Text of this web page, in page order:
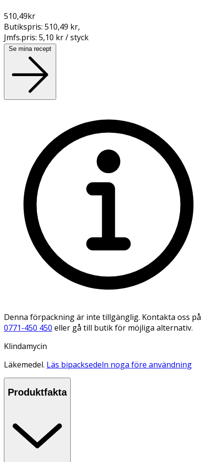
510,49kr
Butikspris: 510,49 kr,
Jmfs.pris: 5,10 kr / styck
Se mina recept
Denna förpackning är inte tillgänglig. Kontakta oss på
0771-450 450 eller gå till butik för möjliga alternativ.
Klindamycin
Läkemedel. Läs bipacksedeln noga före användning
Produktfakta